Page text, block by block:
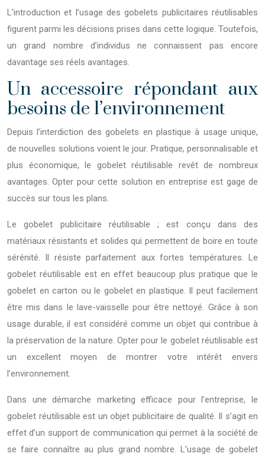
L’introduction et l’usage des gobelets publicitaires réutilisables
figurent parmi les décisions prises dans cette logique. Toutefois,
un grand nombre d’individus ne connaissent pas encore
davantage ses réels avantages.
Un accessoire répondant aux
besoins de l’environnement
Depuis l’interdiction des gobelets en plastique à usage unique,
de nouvelles solutions voient le jour. Pratique, personnalisable et
plus économique, le gobelet réutilisable revêt de nombreux
avantages. Opter pour cette solution en entreprise est gage de
succès sur tous les plans.
Le gobelet publicitaire réutilisable ; est conçu dans des
matériaux résistants et solides qui permettent de boire en toute
sérénité. Il résiste parfaitement aux fortes températures. Le
gobelet réutilisable est en effet beaucoup plus pratique que le
gobelet en carton ou le gobelet en plastique. Il peut facilement
être mis dans le lave-vaisselle pour être nettoyé. Grâce à son
usage durable, il est considéré comme un objet qui contribue à
la préservation de la nature. Opter pour le gobelet réutilisable est
un excellent moyen de montrer votre intérêt envers
l’environnement.
Dans une démarche marketing efficace pour l’entreprise, le
gobelet réutilisable est un objet publicitaire de qualité. Il s’agit en
effet d’un support de communication qui permet à la société de
se faire connaître au plus grand nombre. L’usage de gobelet